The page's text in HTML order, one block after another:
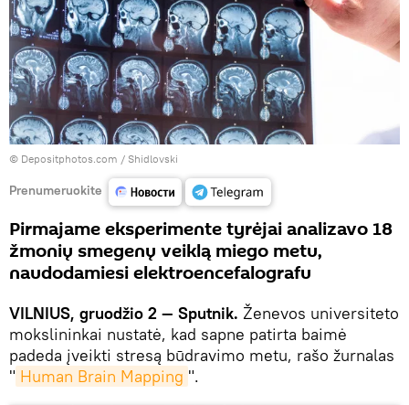
© Depositphotos.com / Shidlovski
Prenumeruokite
Pirmajame eksperimente tyrėjai analizavo 18
žmonių smegenų veiklą miego metu,
naudodamiesi elektroencefalografu
VILNIUS, gruodžio 2 — Sputnik. Ženevos universiteto
mokslininkai nustatė, kad sapne patirta baimė
padeda įveikti stresą būdravimo metu, rašo žurnalas
" Human Brain Mapping ".